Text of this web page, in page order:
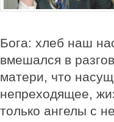
Бога: хлеб наш
вмешался в
матери, что
непреходящее,
только ангелы с